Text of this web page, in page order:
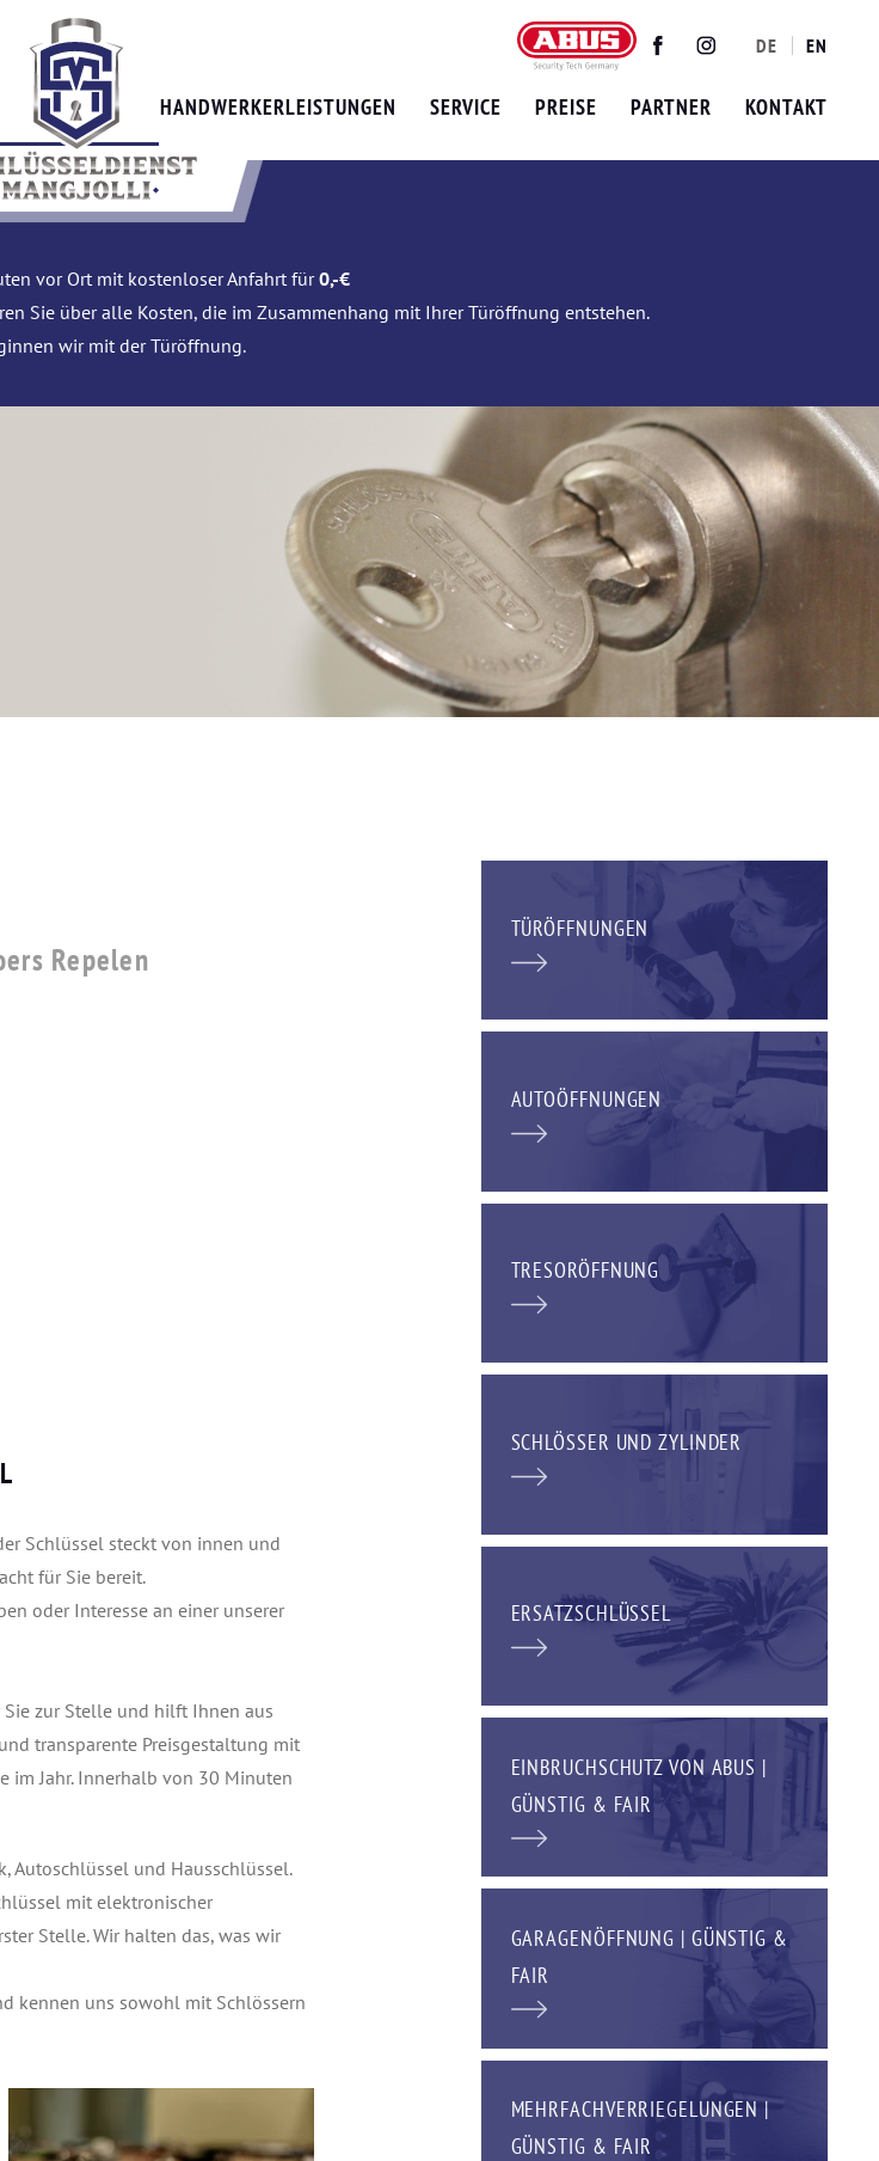
TwitterFacebookInstagram
DE EN
HANDWERKERLEISTUNGEN SERVICE PREISE PARTNER KONTAKT
vor Ort mit kostenloser Anfahrt für0,-€
Sie über alle Kosten, die im Zusammenhang mit Ihrer Türöffnung entstehen.
wir mit der Türöffnung.
Repelen
Schlüssel steckt von innen und
für Sie bereit.
oder Interesse an einer unserer
Sie zur Stelle und hilft Ihnen aus
transparente Preisgestaltung mit
im Jahr. Innerhalb von 30 Minuten
Autoschlüssel und Hausschlüssel.
mit elektronischer
Stelle. Wir halten das, was wir
kennen uns sowohl mit Schlössern
TÜRÖFFNUNGEN
AUTOÖFFNUNGEN
TRESORÖFFNUNG
SCHLÖSSER UND ZYLINDER
ERSATZSCHLÜSSEL
EINBRUCHSCHUTZ VON ABUS |
GÜNSTIG & FAIR
GARAGENÖFFNUNG | GÜNSTIG &
FAIR
MEHRFACHVERRIEGELUNGEN |
GÜNSTIG & FAIR